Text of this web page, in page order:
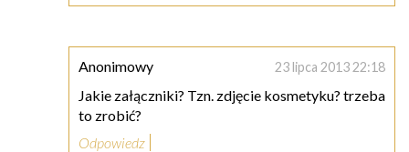
Anonimowy 23 lipca 2013 22:18
Jakie załączniki? Tzn. zdjęcie kosmetyku? trzeba
to zrobić?
Odpowiedz